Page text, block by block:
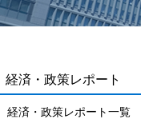
経済・政策レポート
経済・政策レポート一覧